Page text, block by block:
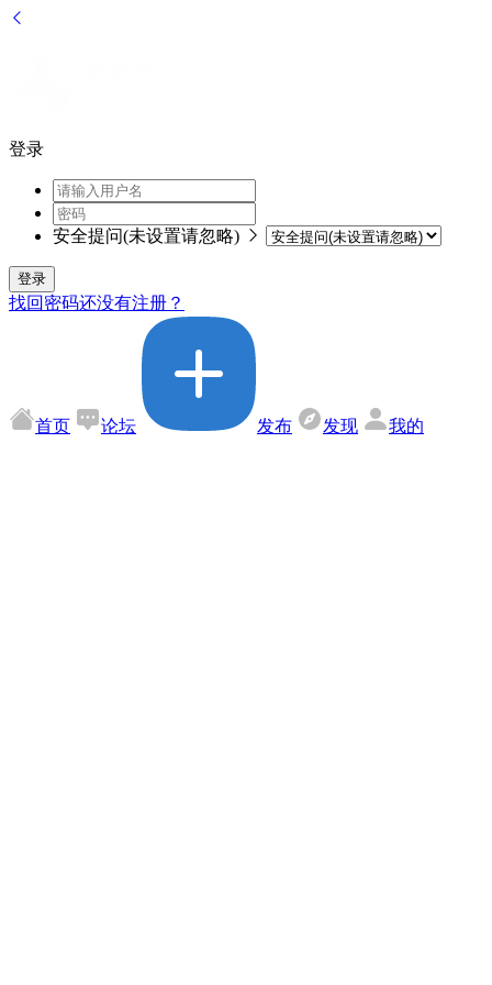
登录
安全提问(未设置请忽略)
登录
找回密码还没有注册？
首页 论坛 发布 发现 我的